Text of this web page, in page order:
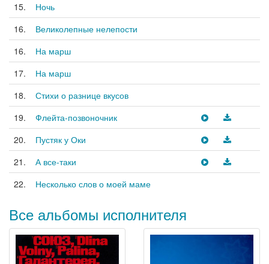
15.
Ночь
16.
Великолепные нелепости
16.
На марш
17.
На марш
18.
Стихи о разнице вкусов
19.
Флейта-позвоночник
20.
Пустяк у Оки
21.
А все-таки
22.
Несколько слов о моей маме
Все альбомы исполнителя